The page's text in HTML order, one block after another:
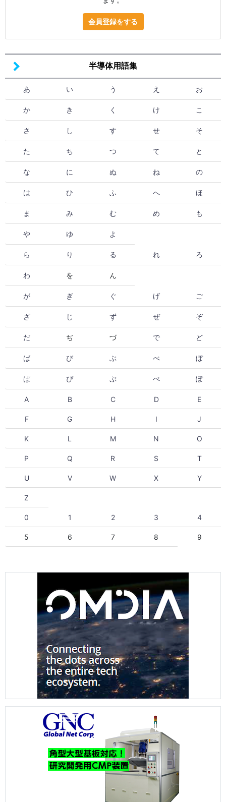
半導体用語集
あ い う え お
か き く け こ
さ し す せ そ
た ち つ て と
な に ぬ ね の
は ひ ふ へ ほ
ま み む め も
や ゆ よ
ら り る れ ろ
わ を ん
が ぎ ぐ げ ご
ざ じ ず ぜ ぞ
だ ぢ づ で ど
ば び ぶ べ ぼ
ぱ ぴ ぷ ぺ ぽ
A B C D E
F G H I J
K L M N O
P Q R S T
U V W X Y
Z
0 1 2 3 4
5 6 7 8 9
会員登録をする